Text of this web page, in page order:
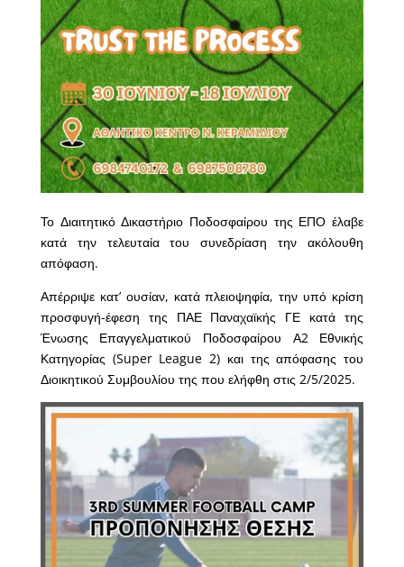
Το Διαιτητικό Δικαστήριο Ποδοσφαίρου της ΕΠΟ έλαβε
κατά την τελευταία του συνεδρίαση την ακόλουθη
απόφαση.
Απέρριψε κατ’ ουσίαν, κατά πλειοψηφία, την υπό κρίση
προσφυγή-έφεση της ΠΑΕ Παναχαϊκής ΓΕ κατά της
Ένωσης Επαγγελματικού Ποδοσφαίρου Α2 Εθνικής
Κατηγορίας (Super League 2) και της απόφασης του
Διοικητικού Συμβουλίου της που ελήφθη στις 2/5/2025.